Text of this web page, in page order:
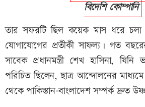
বিদেশি কোম্পানি
তার সফরটি ছিল কয়েক মাস ধরে
যোগাযোগের প্রতীকী সাফল্য। গত
সাবেক প্রধানমন্ত্রী শেখ হাসিনা, যিনি
পরিচিত ছিলেন, ছাত্র আন্দোলনের
থেকে পাকিস্তান-বাংলাদেশ সম্পর্ক দ্রুত